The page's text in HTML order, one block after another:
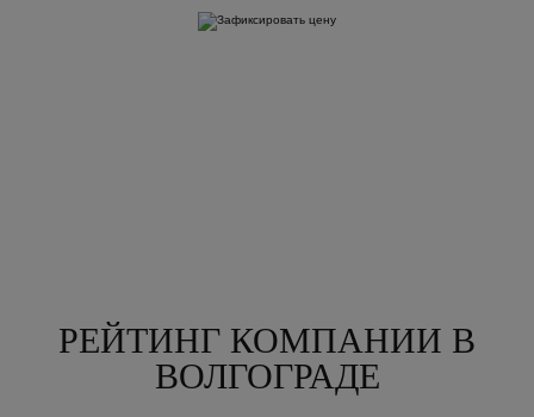
РЕЙТИНГ КОМПАНИИ В
ВОЛГОГРАДЕ